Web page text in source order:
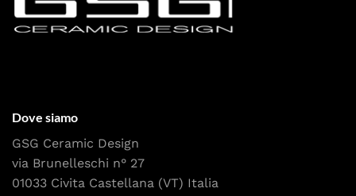
Dove siamo
GSG Ceramic Design
via Brunelleschi n° 27
01033 Civita Castellana (VT) Italia